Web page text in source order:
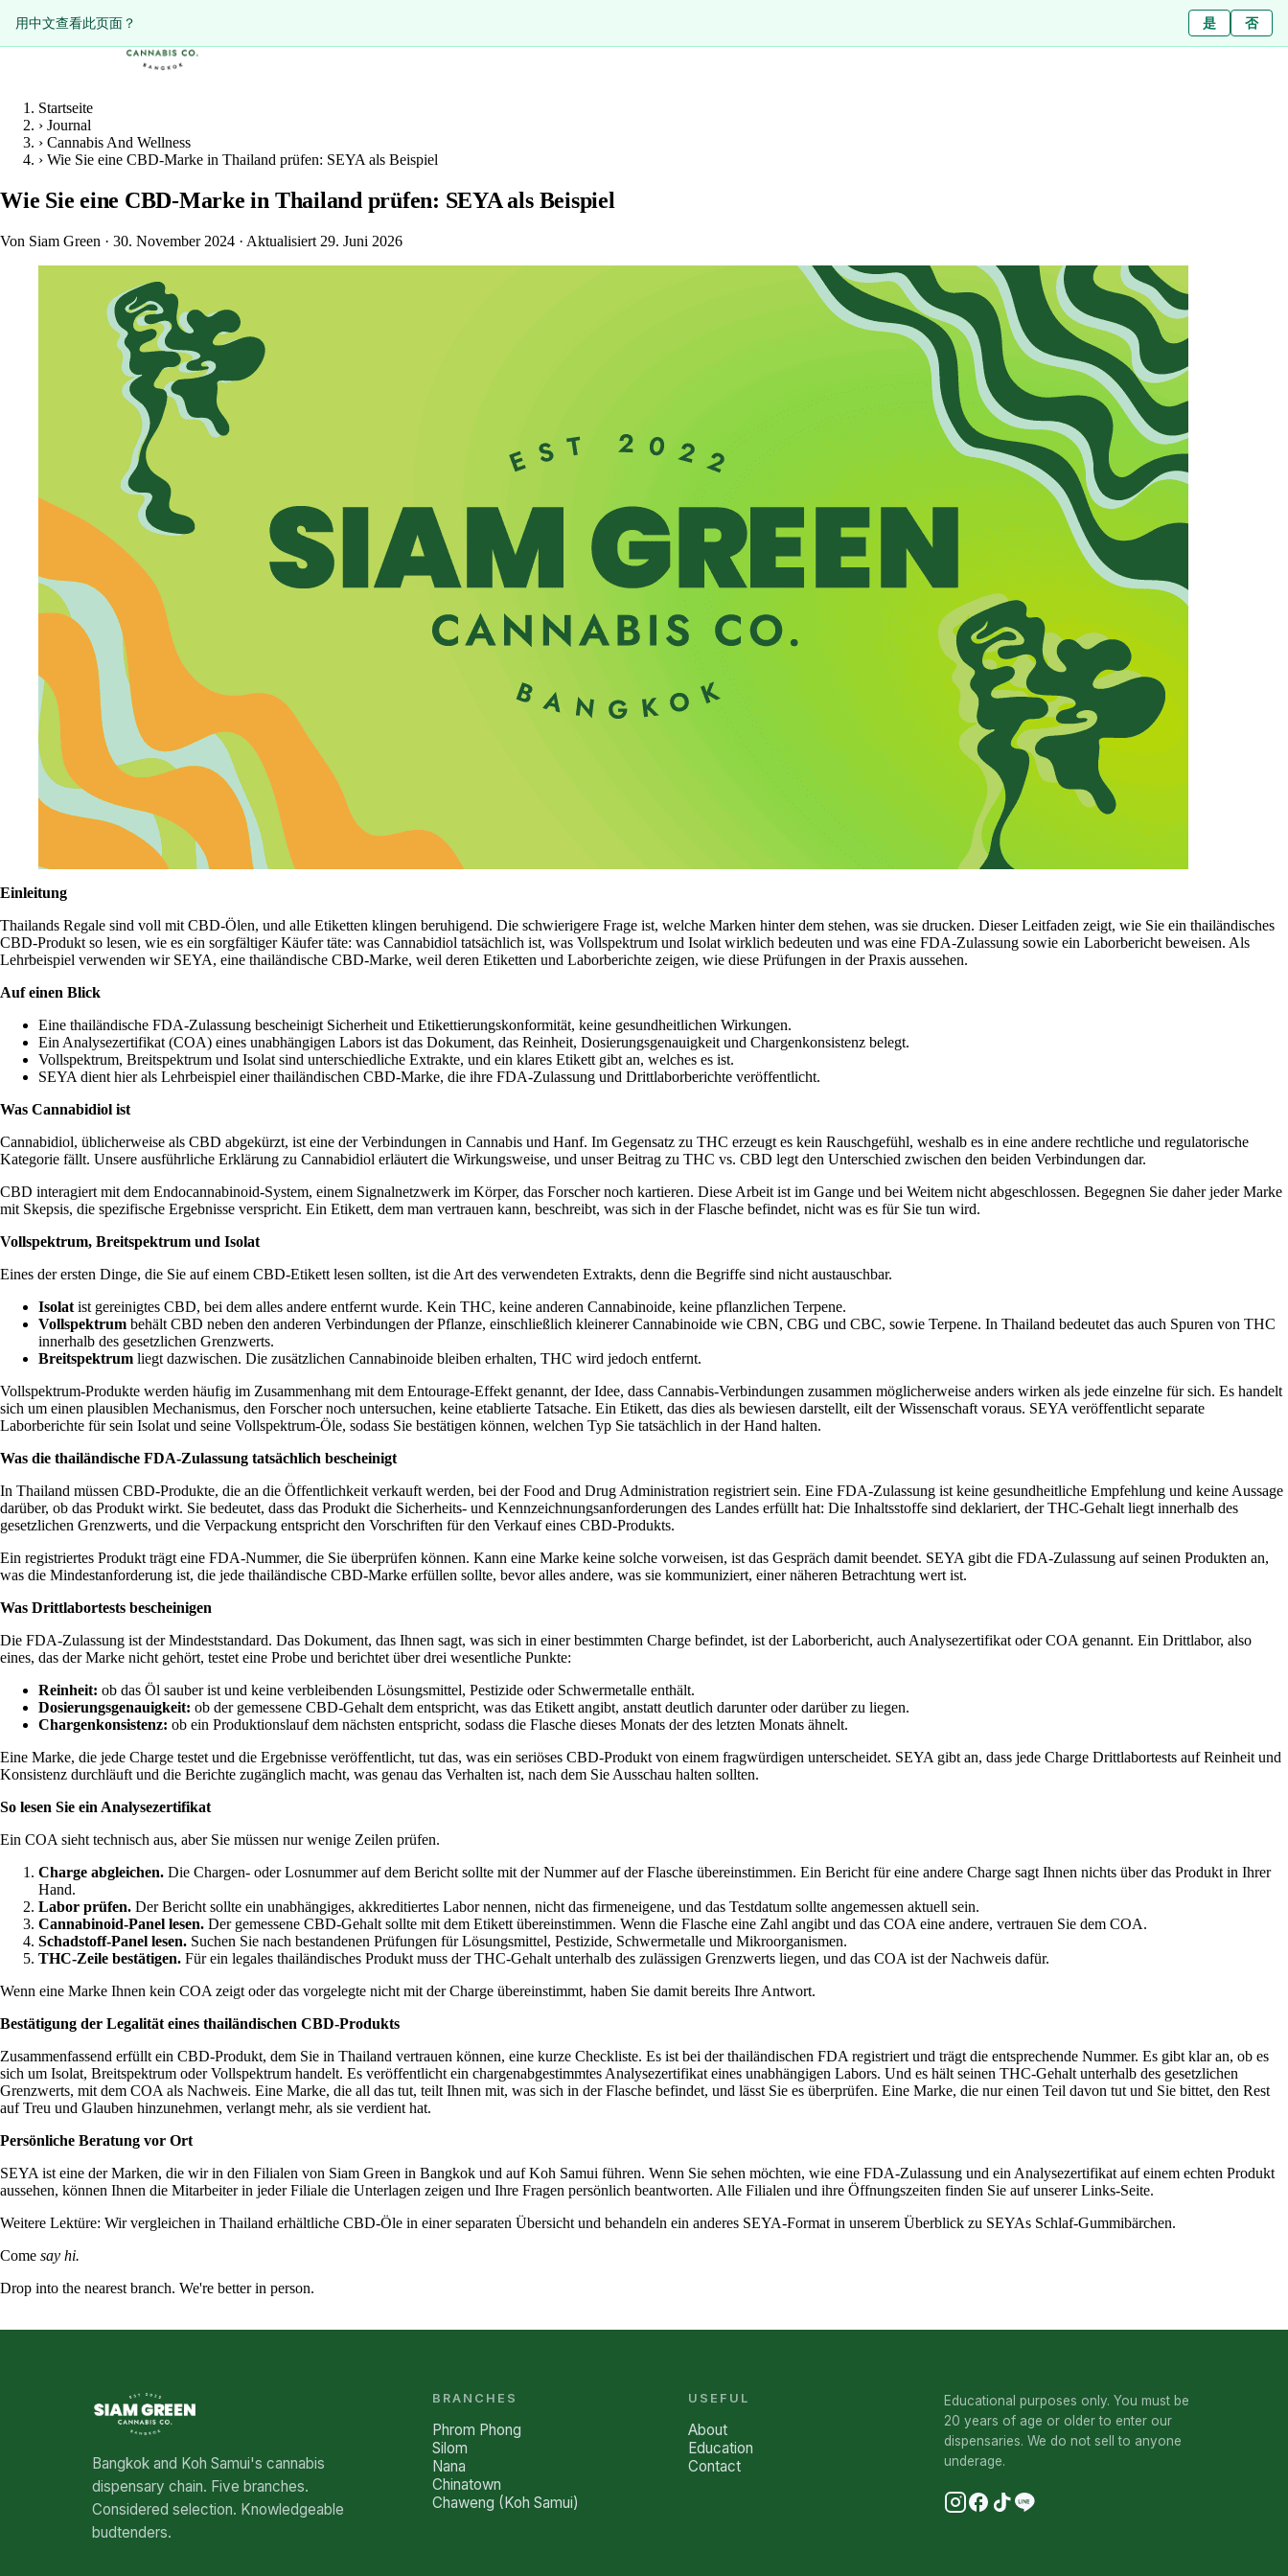
ดูหน้านี้เป็นภาษาไทย? ไม่ใช่
用中文查看此页面？ 是 否
FilialenÜber unsJournalPresseKontakt
Startseite
› Journal
› Cannabis And Wellness
› Wie Sie eine CBD-Marke in Thailand prüfen: SEYA als Beispiel
Wie Sie eine CBD-Marke in Thailand prüfen: SEYA als Beispiel
Von Siam Green · 30. November 2024 · Aktualisiert 29. Juni 2026
Einleitung
Thailands Regale sind voll mit CBD-Ölen, und alle Etiketten klingen beruhigend. Die schwierigere Frage ist, welche Marken hinter dem stehen, was sie drucken. Dieser Leitfaden zeigt, wie Sie ein thailändisches
CBD-Produkt so lesen, wie es ein sorgfältiger Käufer täte: was Cannabidiol tatsächlich ist, was Vollspektrum und Isolat wirklich bedeuten und was eine FDA-Zulassung sowie ein Laborbericht beweisen. Als
Lehrbeispiel verwenden wir SEYA, eine thailändische CBD-Marke, weil deren Etiketten und Laborberichte zeigen, wie diese Prüfungen in der Praxis aussehen.
Auf einen Blick
Eine thailändische FDA-Zulassung bescheinigt Sicherheit und Etikettierungskonformität, keine gesundheitlichen Wirkungen.
Ein Analysezertifikat (COA) eines unabhängigen Labors ist das Dokument, das Reinheit, Dosierungsgenauigkeit und Chargenkonsistenz belegt.
Vollspektrum, Breitspektrum und Isolat sind unterschiedliche Extrakte, und ein klares Etikett gibt an, welches es ist.
SEYA dient hier als Lehrbeispiel einer thailändischen CBD-Marke, die ihre FDA-Zulassung und Drittlaborberichte veröffentlicht.
Was Cannabidiol ist
Cannabidiol, üblicherweise als CBD abgekürzt, ist eine der Verbindungen in Cannabis und Hanf. Im Gegensatz zu THC erzeugt es kein Rauschgefühl, weshalb es in eine andere rechtliche und regulatorische
Kategorie fällt. Unsere ausführliche Erklärung zu Cannabidiol erläutert die Wirkungsweise, und unser Beitrag zu THC vs. CBD legt den Unterschied zwischen den beiden Verbindungen dar.
CBD interagiert mit dem Endocannabinoid-System, einem Signalnetzwerk im Körper, das Forscher noch kartieren. Diese Arbeit ist im Gange und bei Weitem nicht abgeschlossen. Begegnen Sie daher jeder Marke
mit Skepsis, die spezifische Ergebnisse verspricht. Ein Etikett, dem man vertrauen kann, beschreibt, was sich in der Flasche befindet, nicht was es für Sie tun wird.
Vollspektrum, Breitspektrum und Isolat
Eines der ersten Dinge, die Sie auf einem CBD-Etikett lesen sollten, ist die Art des verwendeten Extrakts, denn die Begriffe sind nicht austauschbar.
Isolat ist gereinigtes CBD, bei dem alles andere entfernt wurde. Kein THC, keine anderen Cannabinoide, keine pflanzlichen Terpene.
Vollspektrum behält CBD neben den anderen Verbindungen der Pflanze, einschließlich kleinerer Cannabinoide wie CBN, CBG und CBC, sowie Terpene. In Thailand bedeutet das auch Spuren von THC
innerhalb des gesetzlichen Grenzwerts.
Breitspektrum liegt dazwischen. Die zusätzlichen Cannabinoide bleiben erhalten, THC wird jedoch entfernt.
Vollspektrum-Produkte werden häufig im Zusammenhang mit dem Entourage-Effekt genannt, der Idee, dass Cannabis-Verbindungen zusammen möglicherweise anders wirken als jede einzelne für sich. Es handelt
sich um einen plausiblen Mechanismus, den Forscher noch untersuchen, keine etablierte Tatsache. Ein Etikett, das dies als bewiesen darstellt, eilt der Wissenschaft voraus. SEYA veröffentlicht separate
Laborberichte für sein Isolat und seine Vollspektrum-Öle, sodass Sie bestätigen können, welchen Typ Sie tatsächlich in der Hand halten.
Was die thailändische FDA-Zulassung tatsächlich bescheinigt
In Thailand müssen CBD-Produkte, die an die Öffentlichkeit verkauft werden, bei der Food and Drug Administration registriert sein. Eine FDA-Zulassung ist keine gesundheitliche Empfehlung und keine Aussage
darüber, ob das Produkt wirkt. Sie bedeutet, dass das Produkt die Sicherheits- und Kennzeichnungsanforderungen des Landes erfüllt hat: Die Inhaltsstoffe sind deklariert, der THC-Gehalt liegt innerhalb des
gesetzlichen Grenzwerts, und die Verpackung entspricht den Vorschriften für den Verkauf eines CBD-Produkts.
Ein registriertes Produkt trägt eine FDA-Nummer, die Sie überprüfen können. Kann eine Marke keine solche vorweisen, ist das Gespräch damit beendet. SEYA gibt die FDA-Zulassung auf seinen Produkten an,
was die Mindestanforderung ist, die jede thailändische CBD-Marke erfüllen sollte, bevor alles andere, was sie kommuniziert, einer näheren Betrachtung wert ist.
Was Drittlabortests bescheinigen
Die FDA-Zulassung ist der Mindeststandard. Das Dokument, das Ihnen sagt, was sich in einer bestimmten Charge befindet, ist der Laborbericht, auch Analysezertifikat oder COA genannt. Ein Drittlabor, also
eines, das der Marke nicht gehört, testet eine Probe und berichtet über drei wesentliche Punkte:
Reinheit: ob das Öl sauber ist und keine verbleibenden Lösungsmittel, Pestizide oder Schwermetalle enthält.
Dosierungsgenauigkeit: ob der gemessene CBD-Gehalt dem entspricht, was das Etikett angibt, anstatt deutlich darunter oder darüber zu liegen.
Chargenkonsistenz: ob ein Produktionslauf dem nächsten entspricht, sodass die Flasche dieses Monats der des letzten Monats ähnelt.
Eine Marke, die jede Charge testet und die Ergebnisse veröffentlicht, tut das, was ein seriöses CBD-Produkt von einem fragwürdigen unterscheidet. SEYA gibt an, dass jede Charge Drittlabortests auf Reinheit und
Konsistenz durchläuft und die Berichte zugänglich macht, was genau das Verhalten ist, nach dem Sie Ausschau halten sollten.
So lesen Sie ein Analysezertifikat
Ein COA sieht technisch aus, aber Sie müssen nur wenige Zeilen prüfen.
Charge abgleichen. Die Chargen- oder Losnummer auf dem Bericht sollte mit der Nummer auf der Flasche übereinstimmen. Ein Bericht für eine andere Charge sagt Ihnen nichts über das Produkt in Ihrer
Hand.
Labor prüfen. Der Bericht sollte ein unabhängiges, akkreditiertes Labor nennen, nicht das firmeneigene, und das Testdatum sollte angemessen aktuell sein.
Cannabinoid-Panel lesen. Der gemessene CBD-Gehalt sollte mit dem Etikett übereinstimmen. Wenn die Flasche eine Zahl angibt und das COA eine andere, vertrauen Sie dem COA.
Schadstoff-Panel lesen. Suchen Sie nach bestandenen Prüfungen für Lösungsmittel, Pestizide, Schwermetalle und Mikroorganismen.
THC-Zeile bestätigen. Für ein legales thailändisches Produkt muss der THC-Gehalt unterhalb des zulässigen Grenzwerts liegen, und das COA ist der Nachweis dafür.
Wenn eine Marke Ihnen kein COA zeigt oder das vorgelegte nicht mit der Charge übereinstimmt, haben Sie damit bereits Ihre Antwort.
Bestätigung der Legalität eines thailändischen CBD-Produkts
Zusammenfassend erfüllt ein CBD-Produkt, dem Sie in Thailand vertrauen können, eine kurze Checkliste. Es ist bei der thailändischen FDA registriert und trägt die entsprechende Nummer. Es gibt klar an, ob es
sich um Isolat, Breitspektrum oder Vollspektrum handelt. Es veröffentlicht ein chargenabgestimmtes Analysezertifikat eines unabhängigen Labors. Und es hält seinen THC-Gehalt unterhalb des gesetzlichen
Grenzwerts, mit dem COA als Nachweis. Eine Marke, die all das tut, teilt Ihnen mit, was sich in der Flasche befindet, und lässt Sie es überprüfen. Eine Marke, die nur einen Teil davon tut und Sie bittet, den Rest
auf Treu und Glauben hinzunehmen, verlangt mehr, als sie verdient hat.
Persönliche Beratung vor Ort
SEYA ist eine der Marken, die wir in den Filialen von Siam Green in Bangkok und auf Koh Samui führen. Wenn Sie sehen möchten, wie eine FDA-Zulassung und ein Analysezertifikat auf einem echten Produkt
aussehen, können Ihnen die Mitarbeiter in jeder Filiale die Unterlagen zeigen und Ihre Fragen persönlich beantworten. Alle Filialen und ihre Öffnungszeiten finden Sie auf unsererLinks-Seite.
Weitere Lektüre: Wir vergleichen in Thailand erhältliche CBD-Öle in einer separaten Übersicht und behandeln ein anderes SEYA-Format in unserem Überblick zu SEYAs Schlaf-Gummibärchen.
Come say hi.
Drop into the nearest branch. We're better in person.
Bangkok and Koh Samui's cannabis
dispensary chain. Five branches.
Considered selection. Knowledgeable
budtenders.
BRANCHES
Phrom Phong
Silom
Nana
Chinatown
Chaweng (Koh Samui)
USEFUL
About
Education
Contact
Educational purposes only. You must be
20 years of age or older to enter our
dispensaries. We do not sell to anyone
underage.